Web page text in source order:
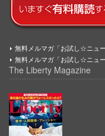
無料メルマガ「お試し☆ニュ
無料メルマガ「お試し☆ニュ
The Liberty Magazine